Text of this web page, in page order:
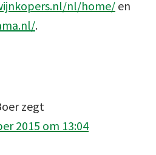
nl/home/ en
.
zegt
2015 om 13:04